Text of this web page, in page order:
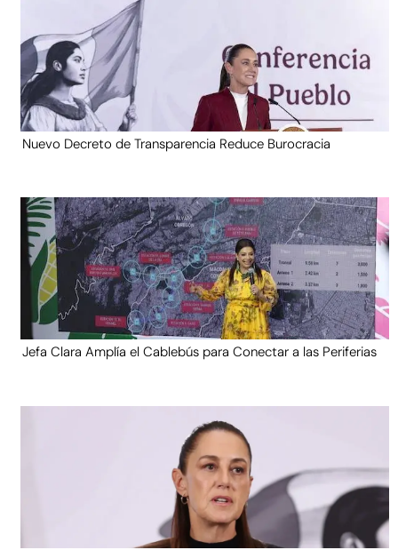
Nuevo Decreto de Transparencia Reduce Burocracia
Jefa Clara Amplía el Cablebús para Conectar a las Periferias